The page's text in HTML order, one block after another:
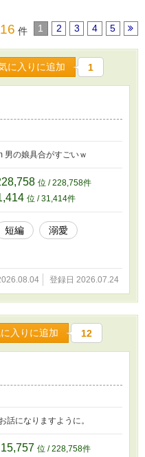
件 1 2 3 4 5
に入りに追加 1
男の娘具合がすごいｗ
位 / 228,758件
位 / 31,414件
短編
溺愛
登録日 2026.07.24
入りに追加 12
話になりますように。
15,757 位 / 228,758件